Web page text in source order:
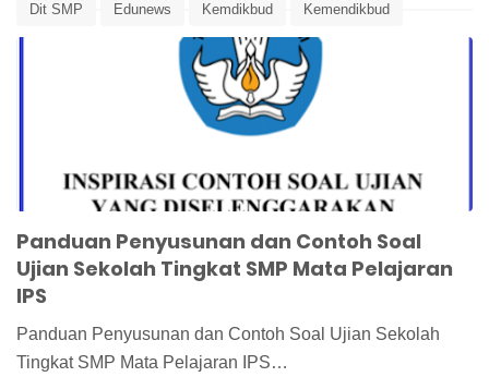
Dit SMP Edunews Kemdikbud Kemendikbud
Panduan Pembuatan Soal Ujian Panduan Penilaian
Soal Ujian IPS Ujian Sekolah
Panduan Penyusunan dan Contoh Soal
Ujian Sekolah Tingkat SMP Mata Pelajaran
IPS
Panduan Penyusunan dan Contoh Soal Ujian Sekolah
Tingkat SMP Mata Pelajaran IPS…